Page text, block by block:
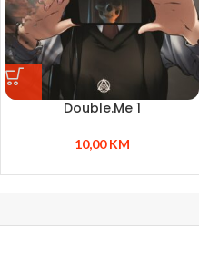
Double.Me 1
10,00KM